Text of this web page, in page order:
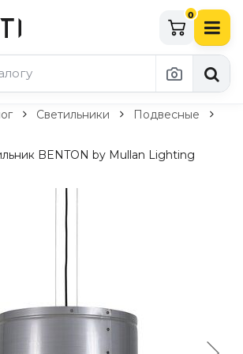
0
Светильники
Подвесные
BENTON by Mullan Lighting